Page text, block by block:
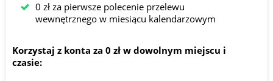
0 zł za pierwsze polecenie przelewu
wewnętrznego w miesiącu kalendarzowym
Korzystaj z konta za 0 zł w dowolnym miejscu i
czasie: